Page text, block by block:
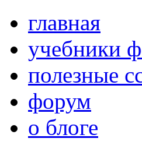
главная
учебники
полезные
форум
о блоге